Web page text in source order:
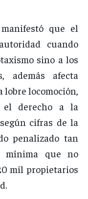
que el
cuando
sino a los
además afecta
lobre locomoción,
derecho a la
cifras de la
penalizado tan
mínima que no
mil propietarios